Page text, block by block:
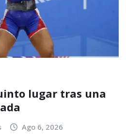
lugar tras una
Ago 6, 2026